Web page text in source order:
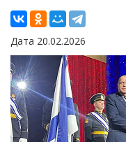
Дата 20.02.2026